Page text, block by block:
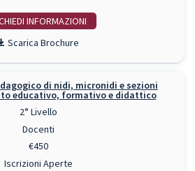
INFO
Scarica Brochure
di nidi, micronidi e sezioni
educativo, formativo e didattico
2° Livello
Docenti
€450
Iscrizioni Aperte